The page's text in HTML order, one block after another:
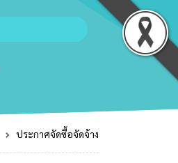
ประกาศจัดซื้อจัดจ้าง